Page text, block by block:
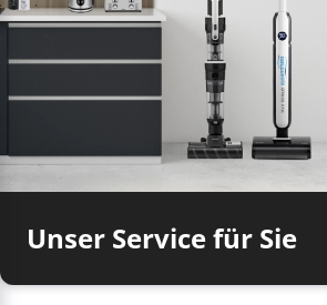
Unser Service für Sie